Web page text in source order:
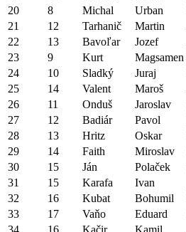
20
8 Michal Urban
21
12 Tarhanič Martin
22
13 Bavoľar Jozef
23
9 Kurt Magsamen
24
10 Sladký Juraj
25
14 Valent Maroš
26
11 Onduš Jaroslav
27
12 Badiár Pavol
28
13 Hritz Oskar
29
14 Faith Miroslav
30
15 Ján Polaček
31
15 Karafa Ivan
32
16 Kubat Bohumil
33
17 Vaňo Eduard
34
16 Kačir Kamil